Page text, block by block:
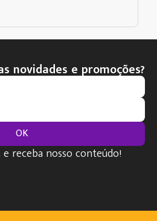
novidades e promoções?
OK
e receba nosso conteúdo!